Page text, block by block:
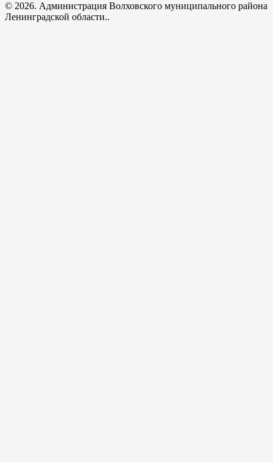
© 2026. Администрация Волховского муниципального района
Ленинградской области..